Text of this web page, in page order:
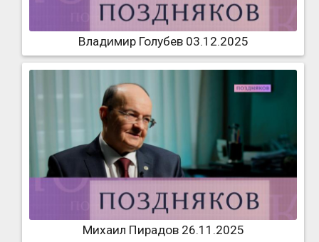
Владимир Голубев 03.12.2025
Михаил Пирадов 26.11.2025